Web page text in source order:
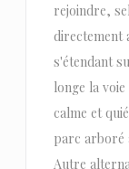
rejoindre,
directement
s'étendant
longe la
calme et
parc arboré
Autre